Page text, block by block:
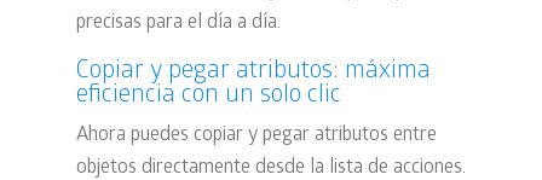
precisas para el día a día.
Copiar y pegar atributos: máxima
eficiencia con un solo clic
Ahora puedes copiar y pegar atributos entre
objetos directamente desde la lista de acciones.